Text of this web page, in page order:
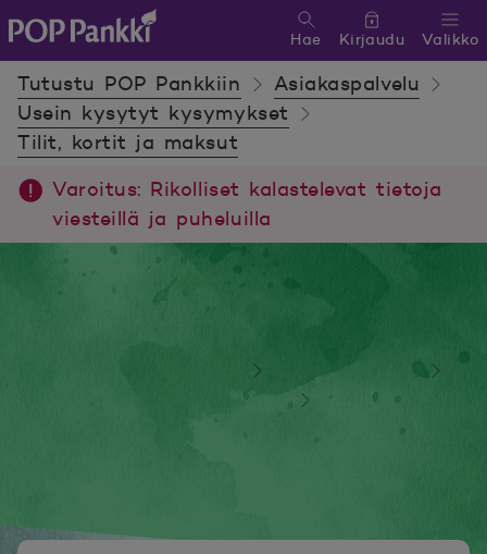
POP Pankki, etusivulle
Valikko
Hae Kirjaudu
Tutustu POP Pankkiin
Asiakaspalvelu
Usein kysytyt kysymykset
Tilit, kortit ja maksut
Varoitus: Rikolliset kalastelevat tietoja
viesteillä ja puheluilla
Asiakaspalvelu
Usein kysytyt kysymykset